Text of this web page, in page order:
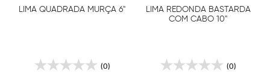
LIMA QUADRADA MURÇA 6"
(0)
LIMA REDONDA BASTARDA
COM CABO 10"
(0)